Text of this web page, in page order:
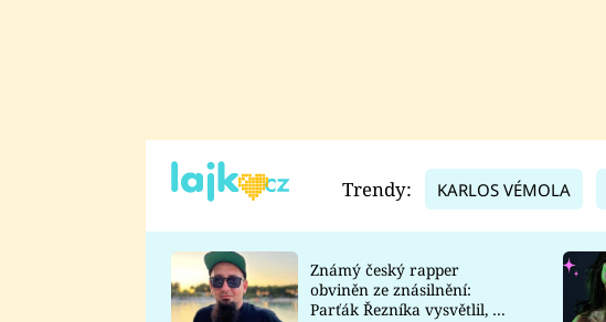
TADEÁŠ KUBĚNKA
DATEL
Trendy: KARLOS VÉMOLA
Známý český rapper
obviněn ze znásilnění:
Parťák Řezníka vysvětlil, co